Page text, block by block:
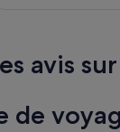
d
l
avis
de